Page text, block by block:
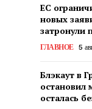
ЕС
новых
затронули
ГЛАВНОЕ 5
Блэкаут в
остановил
осталась